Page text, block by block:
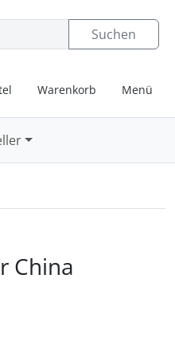
Informationen
Suchen
Warenkorb Menü
China
Sie auf das Bild.